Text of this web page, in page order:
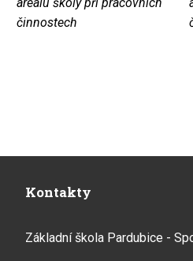
Kontakty
Základní škola Pardubice -